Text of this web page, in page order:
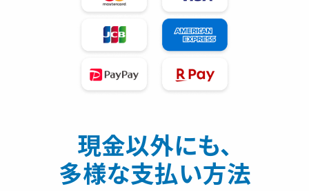
現金以外にも、
多様な支払い方法